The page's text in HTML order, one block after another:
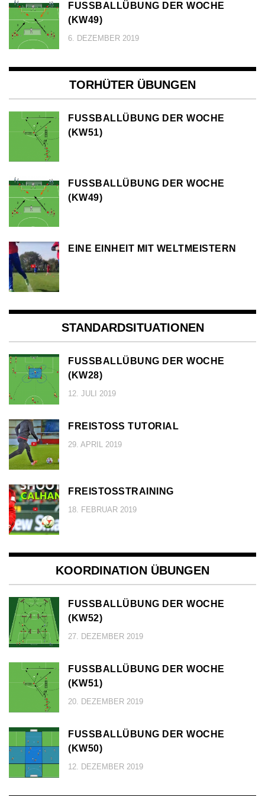
FUSSBALLÜBUNG DER WOCHE (
KW49)
6. DEZEMBER 2019
TORHÜTER ÜBUNGEN
FUSSBALLÜBUNG DER WOCHE (
KW51)
FUSSBALLÜBUNG DER WOCHE (
KW49)
EINE EINHEIT MIT WELTMEISTERN
STANDARDSITUATIONEN
FUSSBALLÜBUNG DER WOCHE (
KW28)
12. JULI 2019
FREISTOSS TUTORIAL
29. APRIL 2019
FREISTOSSTRAINING
18. FEBRUAR 2019
KOORDINATION ÜBUNGEN
FUSSBALLÜBUNG DER WOCHE (
KW52)
27. DEZEMBER 2019
FUSSBALLÜBUNG DER WOCHE (
KW51)
20. DEZEMBER 2019
FUSSBALLÜBUNG DER WOCHE (
KW50)
12. DEZEMBER 2019